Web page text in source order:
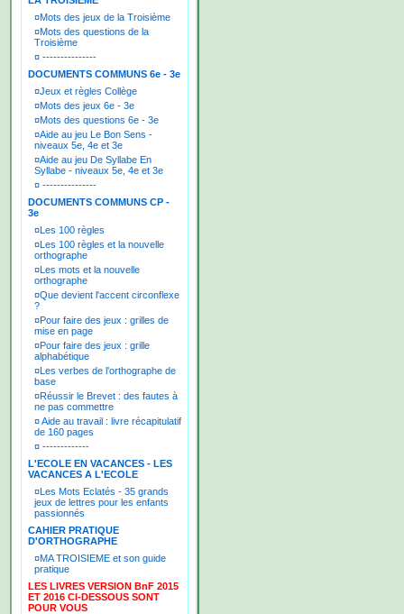
¤Mots des jeux de la Troisième
¤Mots des questions de la
Troisième
¤ ---------------
DOCUMENTS COMMUNS 6e - 3e
¤Jeux et règles Collège
¤Mots des jeux 6e - 3e
¤Mots des questions 6e - 3e
¤Aide au jeu Le Bon Sens -
niveaux 5e, 4e et 3e
¤Aide au jeu De Syllabe En
Syllabe - niveaux 5e, 4e et 3e
¤ ---------------
DOCUMENTS COMMUNS CP -
3e
¤Les 100 règles
¤Les 100 règles et la nouvelle
orthographe
¤Les mots et la nouvelle
orthographe
¤Que devient l'accent circonflexe
?
¤Pour faire des jeux : grilles de
mise en page
¤Pour faire des jeux : grille
alphabétique
¤Les verbes de l'orthographe de
base
¤Réussir le Brevet : des fautes à
ne pas commettre
¤Aide au travail : livre récapitulatif
de 160 pages
¤ -------------
L'ECOLE EN VACANCES - LES
VACANCES A L'ECOLE
¤Les Mots Eclatés - 35 grands
jeux de lettres pour les enfants
passionnés
CAHIER PRATIQUE
D'ORTHOGRAPHE
¤MA TROISIEME et son guide
pratique
LES LIVRES VERSION BnF 2015
ET 2016 CI-DESSOUS SONT
POUR VOUS